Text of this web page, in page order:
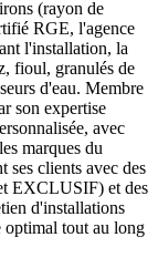
(rayon de
RGE, l'agence
l'installation, la
fioul, granulés de
d'eau. Membre
son expertise
avec
marques du
ses clients avec des
EXCLUSIF) et des
d'installations
optimal tout au long